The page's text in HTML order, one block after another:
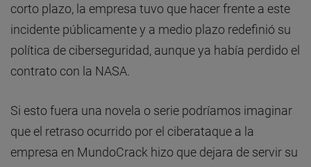
corto plazo, la empresa tuvo que hacer frente a este
incidente públicamente y a medio plazo redefinió su
política de ciberseguridad, aunque ya había perdido el
contrato con la NASA.
Si esto fuera una novela o serie podríamos imaginar
que el retraso ocurrido por el ciberataque a la
empresa en MundoCrack hizo que dejara de servir su